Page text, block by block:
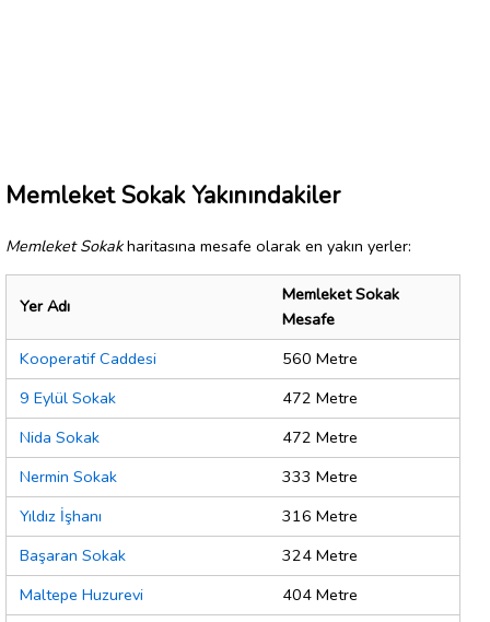
Memleket Sokak Yakınındakiler
Memleket Sokakharitasına mesafe olarak en yakın yerler:
Yer Adı
Memleket Sokak
Mesafe
Kooperatif Caddesi
560 Metre
9 Eylül Sokak
472 Metre
Nida Sokak
472 Metre
Nermin Sokak
333 Metre
Yıldız İşhanı
316 Metre
Başaran Sokak
324 Metre
Maltepe Huzurevi
404 Metre